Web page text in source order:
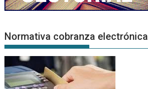
Normativa cobranza electrónica